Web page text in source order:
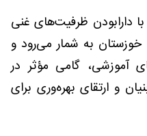
دارابودن ظرفیت‌های غنی
خوزستان به شمار می‌رود و
آموزشی، گامی مؤثر در
و ارتقای بهره‌وری برای